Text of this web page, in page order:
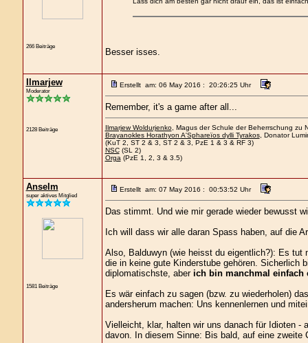
266 Beiträge
Besser isses.
Ilmarjew
Moderator
2128 Beiträge
Erstellt am: 06 May 2016 : 20:26:25 Uhr
Remember, it's a game after all...
Ilmarjew Woldurjenko, Magus der Schule der Beherrschung zu
Brayanokles Horathyon A'Sphareïos dylli Tyrakos, Donator
(KuT 2, ST 2 & 3, ST 2 & 3, PzE 1 & 3 & RF 3)
NSC(SL 2)
Orga (PzE 1, 2, 3 & 3.5)
Anselm
super aktives Mitglied
1581 Beiträge
Erstellt am: 07 May 2016 : 00:53:52 Uhr
Das stimmt. Und wie mir gerade wieder bewusst
Ich will dass wir alle daran Spass haben, auf die
Also, Balduwyn (wie heisst du eigentlich?): Es tut
die in keine gute Kinderstube gehören. Sicherlich
diplomatischste, aber ich bin manchmal einfach
Es wär einfach zu sagen (bzw. zu wiederholen)
andersherum machen: Uns kennenlernen und
Vielleicht, klar, halten wir uns danach für Idioten -
davon. In diesem Sinne: Bis bald, auf eine zweite